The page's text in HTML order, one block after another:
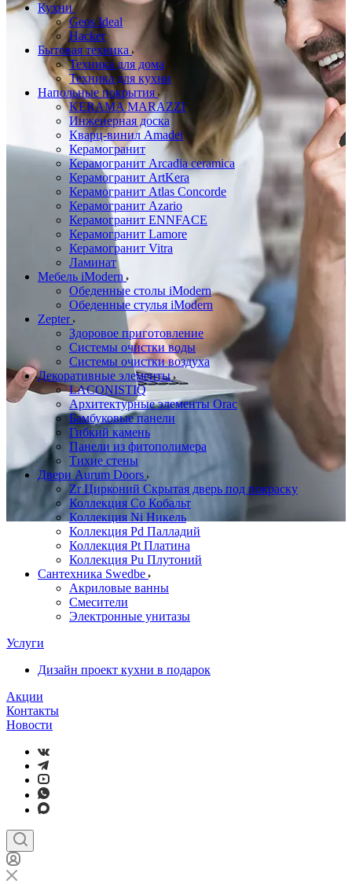
Кухни
Geos Ideal
Hacker
Бытовая техника
Техника для дома
Техника для кухни
Напольные покрытия
KERAMA MARAZZI
Инженерная доска
Кварц-винил Amadei
Керамогранит
Керамогранит Arcadia ceramica
Керамогранит ArtKera
Керамогранит Atlas Concorde
Керамогранит Azario
Керамогранит ENNFACE
Керамогранит Lamore
Керамогранит Vitra
Ламинат
Мебель iModern
Обеденные столы iModern
Обеденные стулья iModern
Zepter
Здоровое приготовление
Системы очистки воды
Системы очистки воздуха
Декоративные элементы
LACONISTIQ
Архитектурные элементы Orac
Бамбуковые панели
Гибкий камень
Панели из фитополимера
Тихие стены
Двери Aurum Doors
Zr Цирконий Скрытая дверь под покраску
Коллекция Co Кобальт
Коллекция Ni Никель
Коллекция Pd Палладий
Коллекция Pt Платина
Коллекция Pu Плутоний
Сантехника Swedbe
Акриловые ванны
Смесители
Электронные унитазы
Услуги
Дизайн проект кухни в подарок
Акции
Контакты
Новости